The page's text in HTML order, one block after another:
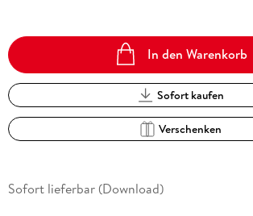
In den Warenkorb
Sofort kaufen
Verschenken
Sofort lieferbar (Download)